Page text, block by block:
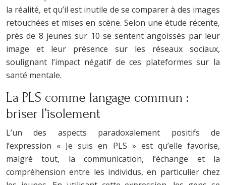
la réalité, et qu’il est inutile de se comparer à des images
retouchées et mises en scène. Selon une étude récente,
près de 8 jeunes sur 10 se sentent angoissés par leur
image et leur présence sur les réseaux sociaux,
soulignant l’impact négatif de ces plateformes sur la
santé mentale.
La PLS comme langage commun :
briser l’isolement
L’un des aspects paradoxalement positifs de
l’expression « Je suis en PLS » est qu’elle favorise,
malgré tout, la communication, l’échange et la
compréhension entre les individus, en particulier chez